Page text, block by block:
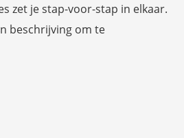
zet je stap-voor-stap in elkaar.
beschrijving om te